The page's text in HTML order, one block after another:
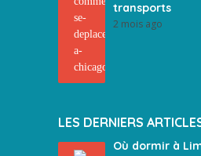
transports
2 mois ago
LES DERNIERS
Où dormir à